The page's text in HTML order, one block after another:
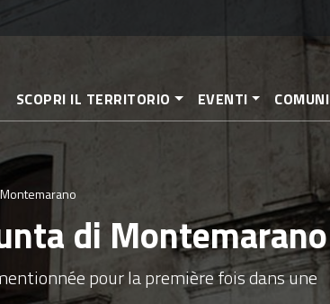
au
SCOPRI IL TERRITORIO EVENTI COMUNI
di Montemarano
pour la première fois dans une